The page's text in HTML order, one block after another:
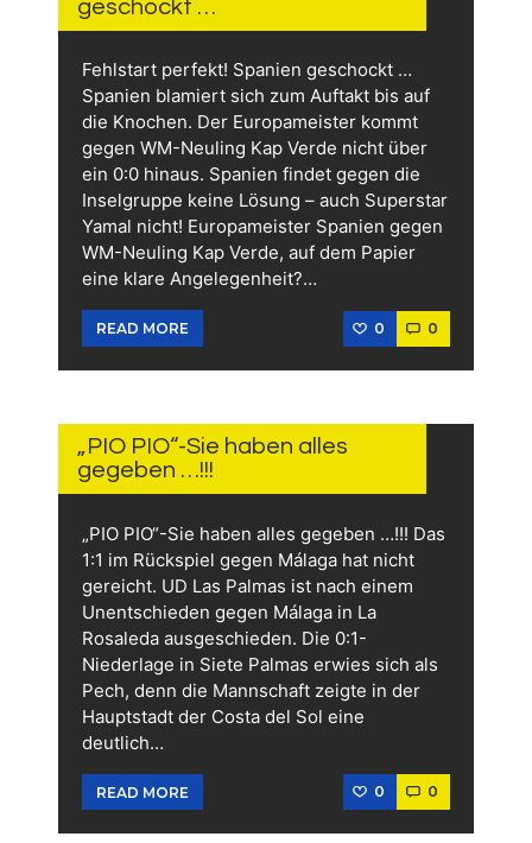
geschockt …
Fehlstart perfekt! Spanien geschockt …
Spanien blamiert sich zum Auftakt bis auf
die Knochen. Der Europameister kommt
gegen WM-Neuling Kap Verde nicht über
ein 0:0 hinaus. Spanien findet gegen die
Inselgruppe keine Lösung – auch Superstar
Yamal nicht! Europameister Spanien gegen
WM-Neuling Kap Verde, auf dem Papier
eine klare Angelegenheit?…
READ MORE 0 0
2026
„PIO PIO“-Sie haben alles
gegeben …!!!
„PIO PIO“-Sie haben alles gegeben …!!! Das
1:1 im Rückspiel gegen Málaga hat nicht
gereicht. UD Las Palmas ist nach einem
Unentschieden gegen Málaga in La
Rosaleda ausgeschieden. Die 0:1-
Niederlage in Siete Palmas erwies sich als
Pech, denn die Mannschaft zeigte in der
Hauptstadt der Costa del Sol eine
deutlich…
READ MORE 0 0